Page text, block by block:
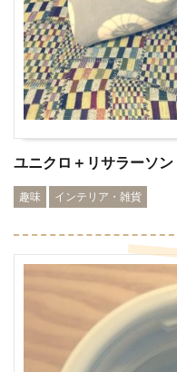
ユニクロ＋リサラーソン
趣味 インテリア・雑貨